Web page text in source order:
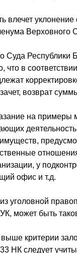
влечет
Верховного
Суда Республики
что в
возврат
на примеры
у
офис и т.д.
уголовной
может быть
критерии
НК следует